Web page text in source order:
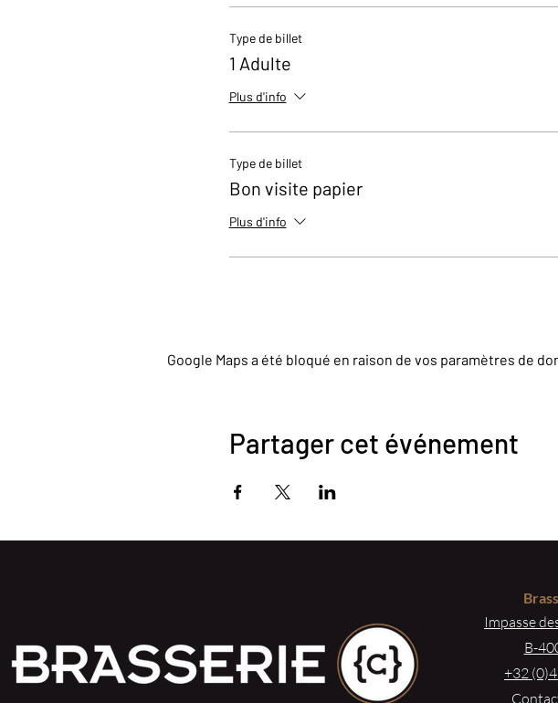
Type de billet
1 Adulte
Plus d'info
Type de billet
Bon visite papier
Plus d'info
Google Maps a été bloqué en raison de vos paramètres de
Partager cet événement
Impasse
B-
+32